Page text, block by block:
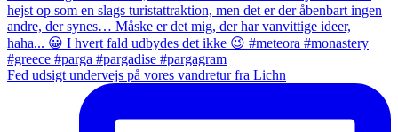
Fed udsigt undervejs på vores vandretur fra Lichn